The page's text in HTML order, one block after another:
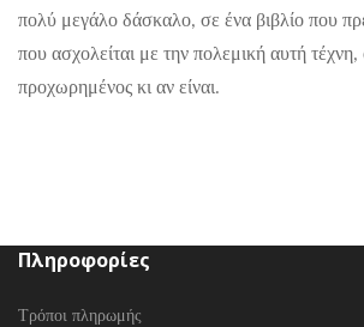
πολύ μεγάλο δάσκαλο, σε ένα βιβλίο που
που ασχολείται με την πολεμική αυτή
προχωρημένος κι αν είναι.
Πληροφορίες
Τρόποι πληρωμής